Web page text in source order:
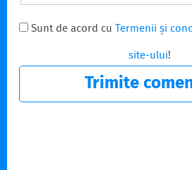
Sunt de acord cuTermenii și
site-ului!